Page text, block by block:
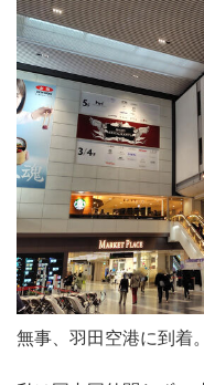
無事、羽田空港に到着。